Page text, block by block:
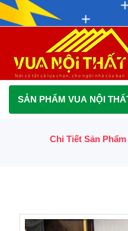
SẢN PHẨM VUA NỘI
Chi Tiết Sản Phẩm